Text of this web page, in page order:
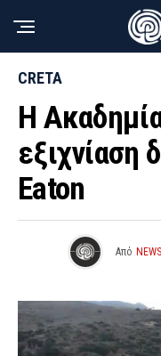
CRETA
Η
εξιχνίαση
Eaton
Από